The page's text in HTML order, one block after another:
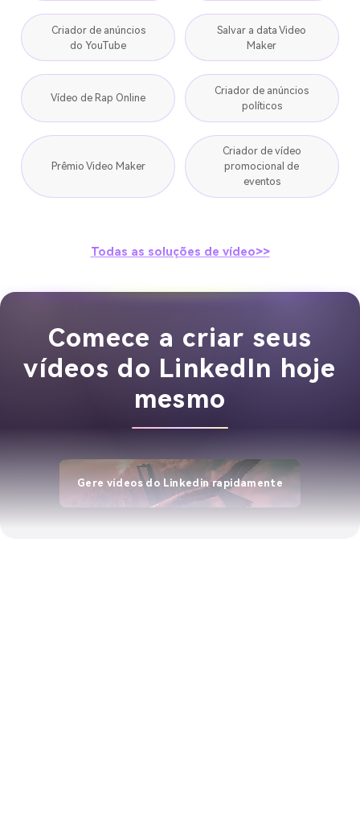
Criador de anúncios
do YouTube
Salvar a data Video
Maker
Vídeo de Rap Online
Criador de anúncios
políticos
Prêmio Video Maker
Criador de vídeo
promocional de
eventos
Todas as soluções de vídeo>>
Comece a criar seus
vídeos do LinkedIn hoje
mesmo
Gere vídeos do Linkedin rapidamente